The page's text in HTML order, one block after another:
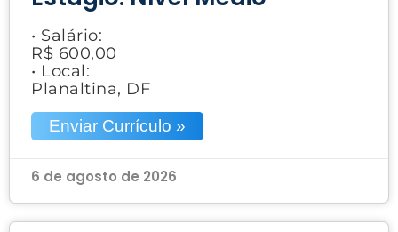
• Salário:
R$ 600,00
• Local:
Planaltina, DF
Enviar Currículo »
6 de agosto de 2026